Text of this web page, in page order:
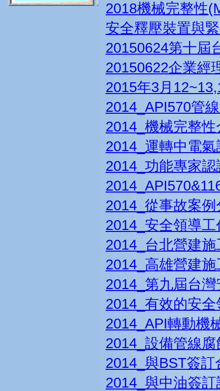
2018機械完整性
安全釋壓裝置與
20150624第十屆
20150622企業經
2015年3月
2014_API570管
2014_機械完整
2014_運轉中電
2014_功能專家
2014_從事故案
2014_安全領導
2014_台北營建
2014_高雄營建
2014_第九屆台
2014_有效的安
2014_API轉動機
2014_設備管線
2014_與BST簽訂
2014_與中油簽